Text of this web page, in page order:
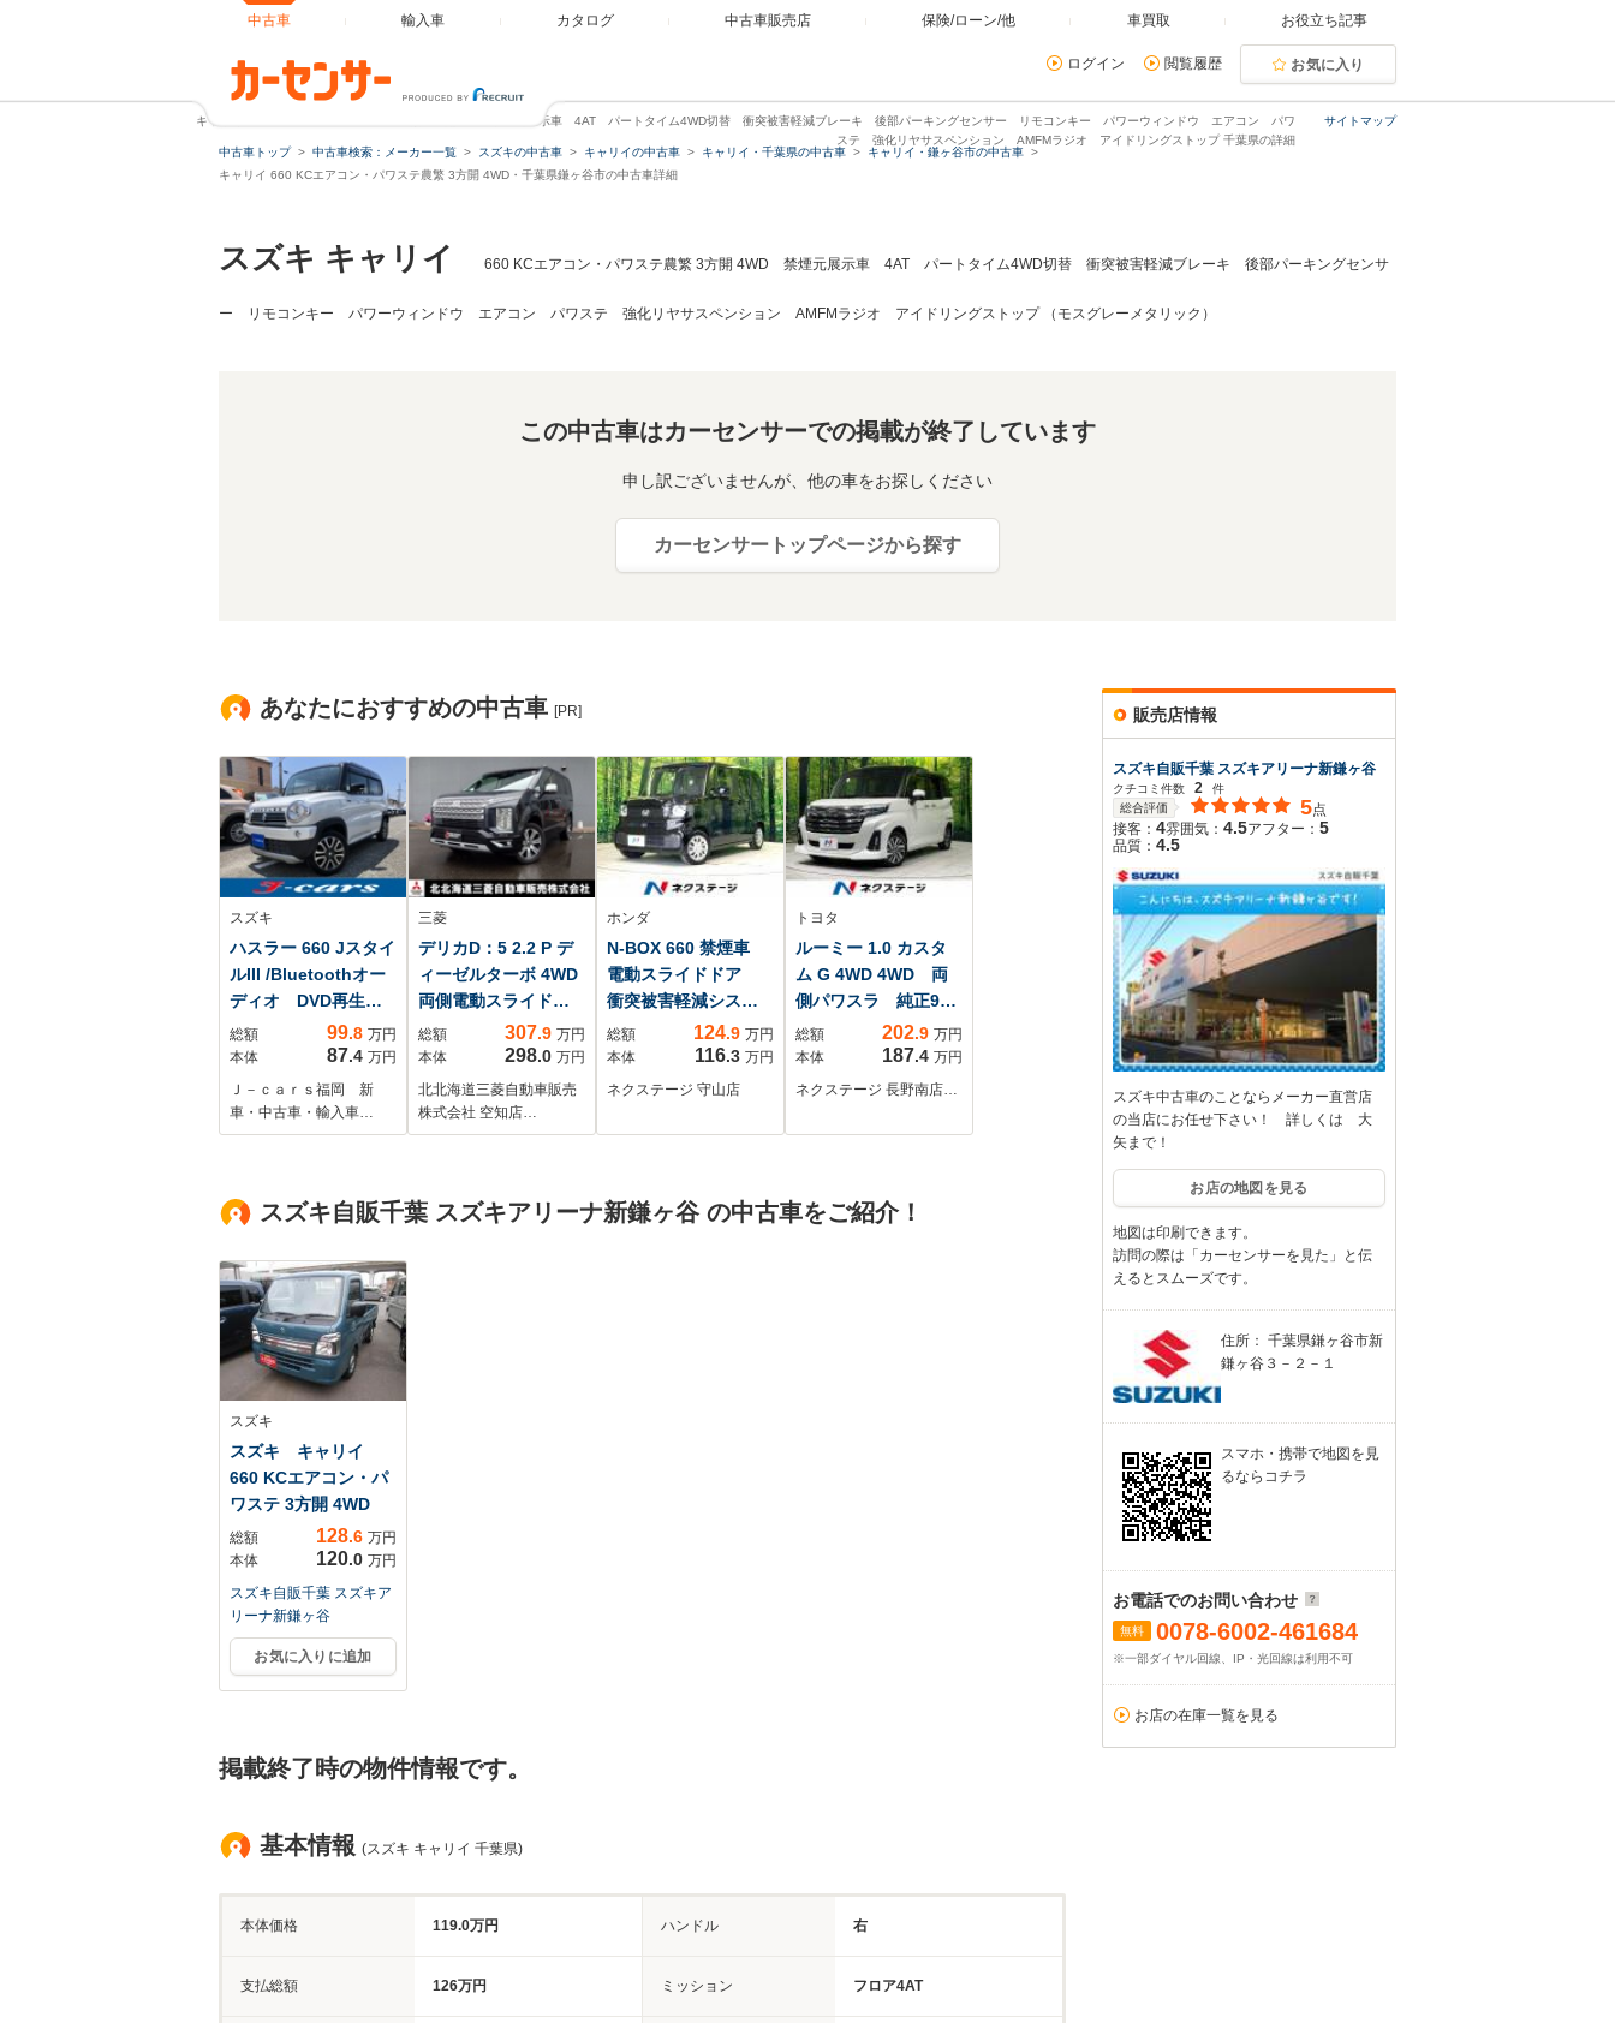
中古車 輸入車 カタログ 中古車販売店 保険/ローン/他 車買取 お役立ち記事
ログイン 閲覧履歴 お気に入り
サイトマップ
キャリイ 660 KCエアコン・パワステ農繁 3方開 4WD 禁煙元展示車 4AT パートタイム4WD切替 衝突被害軽減ブレーキ 後部パーキングセンサー リモコンキー パワーウィンドウ エアコン パワ
ステ 強化リヤサスペンション AMFMラジオ アイドリングストップ 千葉県の詳細
中古車トップ
中古車検索：メーカー一覧 スズキの中古車 キャリイの中古車 キャリイ・千葉県の中古車
キャリイ・鎌ヶ谷市の中古車
キャリイ 660 KCエアコン・パワステ農繁 3方開 4WD・千葉県鎌ヶ谷市の中古車詳細
スズキ キャリイ 660 KCエアコン・パワステ農繁 3方開 4WD 禁煙元展示車 4AT パートタイム4WD切替 衝突被害軽減ブレーキ 後部パーキングセンサ
ー リモコンキー パワーウィンドウ エアコン パワステ 強化リヤサスペンション AMFMラジオ アイドリングストップ （モスグレーメタリック）
この中古車はカーセンサーでの掲載が終了しています
申し訳ございませんが、他の車をお探しください
カーセンサートップページから探す
あなたにおすすめの中古車 [PR]
スズキ
ハスラー 660 Jスタイ
ルIII /Bluetoothオー
ディオ DVD再生
ハーフレザーシー
ト シートヒータ
ー オートキセノン
ライト LEDフォグ
ライト スマートキ
線逸脱警報
総額 99.8 万円
本体
87.4 万円
Ｊ－ｃａｒｓ福岡 新
車・中古車・輸入車…
三菱
デリカD：5 2.2 P デ
ィーゼルターボ 4WD
両側電動スライドド
ア ブルートゥース
接続 寒冷地仕様
車 シートヒータ
ー ドライブレコー
ダー ETC バック
付き
総額 307.9 万円
本体
298.0 万円
北北海道三菱自動車販売
株式会社 空知店…
ホンダ
N-BOX 660 禁煙車
電動スライドドア
衝突被害軽減システ
ム コーナーセンサ
ー スマートキー
LEDヘッド 前席シ
ートハイビーム 車
コン CD 盗難防止
総額 124.9 万円
本体
116.3 万円
ネクステージ 守山店
トヨタ
ルーミー 1.0 カスタ
ム G 4WD 4WD 両
側パワスラ 純正9型
ナビ 衝突軽減 バ
ックカメラ レーダ
ークルーズ
ラレコ LEDヘッ
ドリングストップ
総額 202.9 万円
本体
187.4 万円
ネクステージ 長野南店…
スズキ自販千葉 スズキアリーナ新鎌ヶ谷 の中古車をご紹介！
スズキ
スズキ キャリイ
660 KCエアコン・パ
ワステ 3方開 4WD
総額 128.6 万円
本体
120.0 万円
スズキ自販千葉 スズキア
リーナ新鎌ヶ谷
お気に入りに追加
掲載終了時の物件情報です。
基本情報 (スズキ キャリイ 千葉県)
本体価格 119.0万円 ハンドル 右
支払総額 126万円 ミッション フロア4AT
販売店情報
スズキ自販千葉 スズキアリーナ新鎌ヶ谷
クチコミ件数 2
件
総合評価
5点
接客： 4雰囲気： 4.5アフター： 5
品質： 4.5
スズキ中古車のことならメーカー直営店
の当店にお任せ下さい！ 詳しくは 大
矢まで！
お店の地図を見る
地図は印刷できます。
訪問の際は「カーセンサーを見た」と伝
えるとスムーズです。
住所： 千葉県鎌ヶ谷市新
鎌ヶ谷３－２－１
スマホ・携帯で地図を見
るならコチラ
お電話でのお問い合わせ
無料 0078-6002-461684
※一部ダイヤル回線、IP・光回線は利用不可
お店の在庫一覧を見る